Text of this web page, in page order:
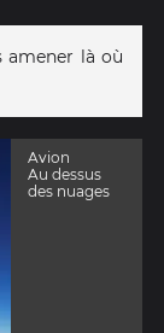
amener là où
Avion
Au dessus
des nuages